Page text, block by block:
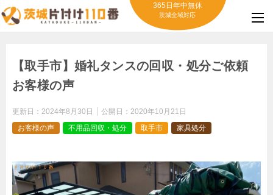
365日年中無休
茨城全域対応
【取手市】婚礼タンスの回収・処分ご依頼
お客様の声
更新日： 2024年8月30日 公開日： 2020年10月21日
お客様の声
不用品回収・処分 取手市 家具処分